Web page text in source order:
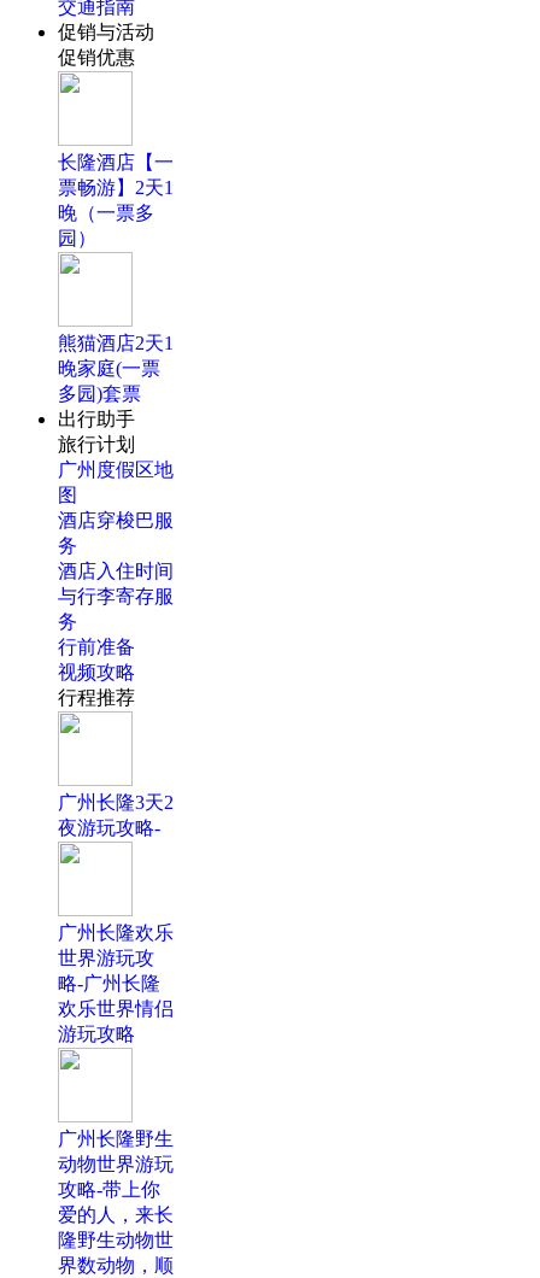
交通指南
促销与活动
促销优惠
长隆酒店【一
票畅游】2天1
晚（一票多
园）
熊猫酒店2天1
晚家庭(一票
多园)套票
出行助手
旅行计划
广州度假区地
图
酒店穿梭巴服
务
酒店入住时间
与行李寄存服
务
行前准备
视频攻略
行程推荐
广州长隆3天2
夜游玩攻略-
广州长隆欢乐
世界游玩攻
略-广州长隆
欢乐世界情侣
游玩攻略
广州长隆野生
动物世界游玩
攻略-带上你
爱的人，来长
隆野生动物世
界数动物，顺